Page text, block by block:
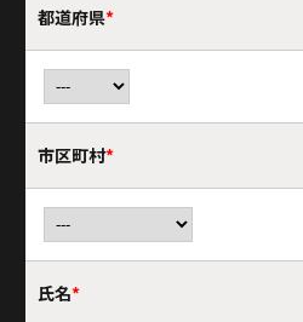
都道府県*
市区町村*
氏名*